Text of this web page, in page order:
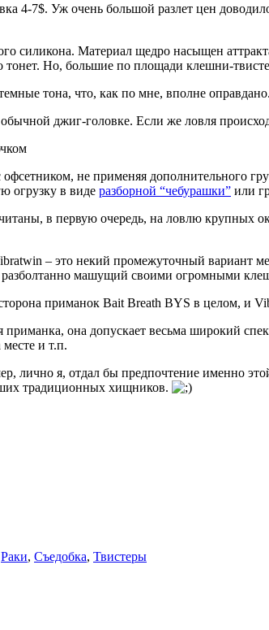
4-7$. Уж очень большой разлет цен
силикона. Материал щедро насыщен
тонет. Но, большие по площади клешни-
тона, что, как по мне, вполне оправдано.
джиг-головке. Если же ловля
офсетником, не применяя дополнительного
огрузку в виде разборной “чебурашки” или
в первую очередь, на ловлю крупных
– это некий промежуточный вариант
машущий своими огромными
приманок Bait Breath BYS в целом, и
она допускает весьма широкий
и т.п.
лично я, отдал бы предпочтение именно
традиционных хищников.
Раки, Съедобка, Твистеры